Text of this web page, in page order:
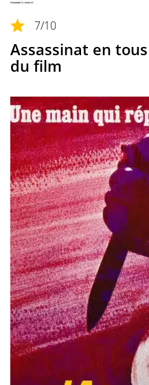
7/10
Assassinat en
du film